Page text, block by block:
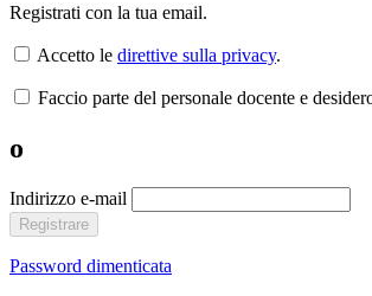
Registrati con la tua email.
Accetto le direttive sulla privacy.
Faccio parte del personale docente e
o
Indirizzo e-mail
Registrare
Password dimenticata